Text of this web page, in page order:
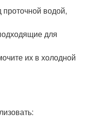
водой,
для
их в холодной